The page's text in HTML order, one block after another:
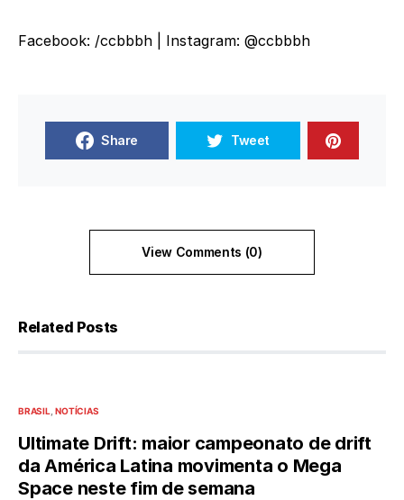
Facebook: /ccbbbh | Instagram: @ccbbbh
Share Tweet
View Comments (0)
Related Posts
BRASIL NOTÍCIAS
Ultimate Drift: maior campeonato de drift
da América Latina movimenta o Mega
Space neste fim de semana